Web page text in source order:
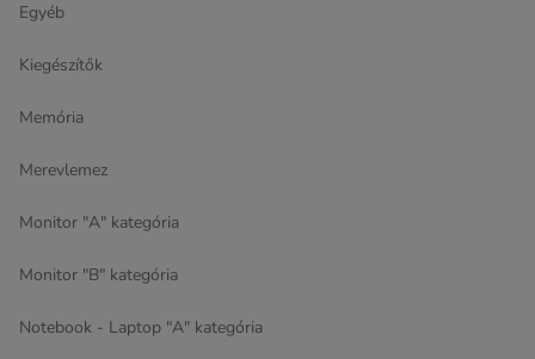
Egyéb
Kiegészítők
Memória
Merevlemez
Monitor "A" kategória
Monitor "B" kategória
Notebook - Laptop "A" kategória